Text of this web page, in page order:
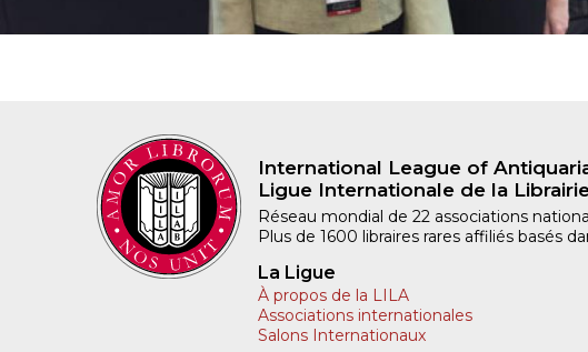
International League of
Ligue Internationale de la
Réseau mondial de 22 associations
Plus de 1600 libraires rares affiliés basés
La Ligue
À propos de la LILA
Associations internationales
Salons Internationaux